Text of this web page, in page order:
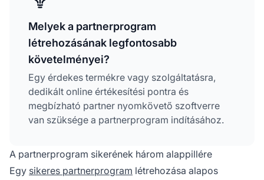
Melyek a partnerprogram
létrehozásának legfontosabb
követelményei?
Egy érdekes termékre vagy szolgáltatásra,
dedikált online értékesítési pontra és
megbízható partner nyomkövető szoftverre
van szüksége a partnerprogram indításához.
A partnerprogram sikerének három alappillére
Egy sikeres partnerprogram létrehozása alapos